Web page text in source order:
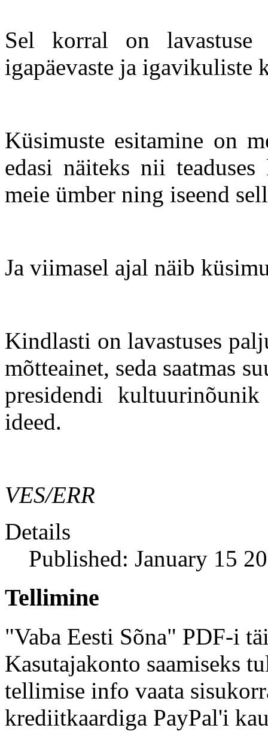
Sel korral on lavastuse
igapäevaste ja igavikuliste
Küsimuste esitamine on
edasi näiteks nii
meie ümber ning iseend
Ja viimasel ajal näib
Kindlasti on lavastuses
mõtteainet, seda saatmas
presidendi kultuurinõunik
ideed.
VES/ERR
Details
Published: January 15
Tellimine
"Vaba Eesti Sõna" PDF-i
Kasutajakonto saamiseks
tellimise info vaata
krediitkaardiga PayPal'i